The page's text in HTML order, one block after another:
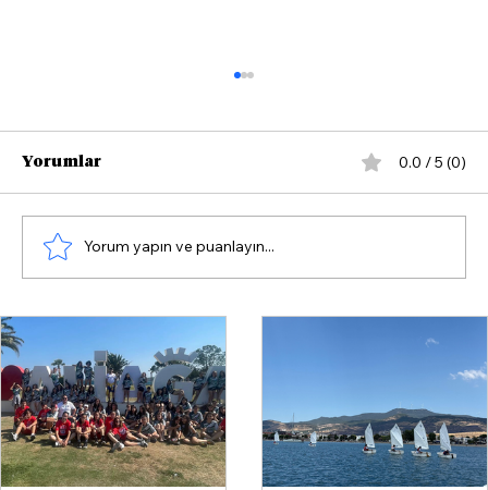
Yağışlarda Sahada
Yorumlar 0.0 / 5 (0)
Yorum yapın ve puanlayın...